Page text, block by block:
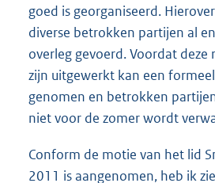
goed is georganiseerd.
diverse betrokken partijen al
overleg gevoerd. Voordat
zijn uitgewerkt kan een
genomen en betrokken
niet voor de zomer wordt
Conform de motie van het lid
2011 is aangenomen, heb ik